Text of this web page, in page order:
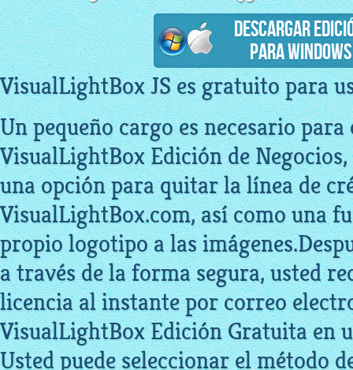
Descargar
para
VisualLightBox JS es gratuito para
Un pequeño cargo es necesario
VisualLightBox Edición de
una opción para quitar la línea de
VisualLightBox.com, así como una
propio logotipo a las
a través de la forma segura, usted
licencia al instante por correo
VisualLightBox Edición Gratuita en
Usted puede seleccionar el método